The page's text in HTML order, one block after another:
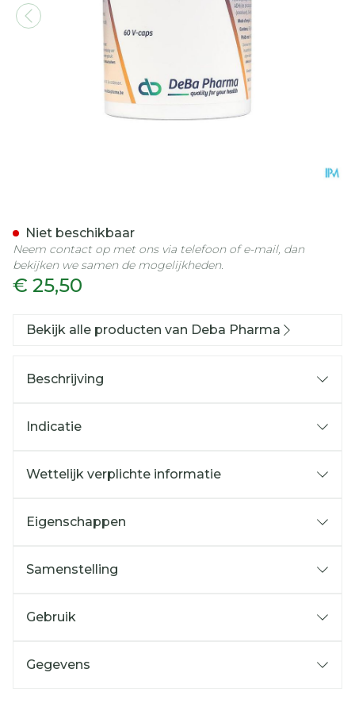
€ 25,50
Niet beschikbaar
Neem contact op met ons via telefoon of e-mail, dan
bekijken we samen de mogelijkheden.
Bekijk alle producten van Deba Pharma
Beschrijving
Indicatie
Wettelijk verplichte informatie
Eigenschappen
Samenstelling
Gebruik
Gegevens